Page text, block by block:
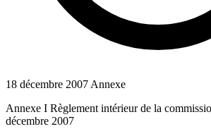
18 décembre 2007 Annexe
Annexe I Règlement intérieur de la
décembre 2007